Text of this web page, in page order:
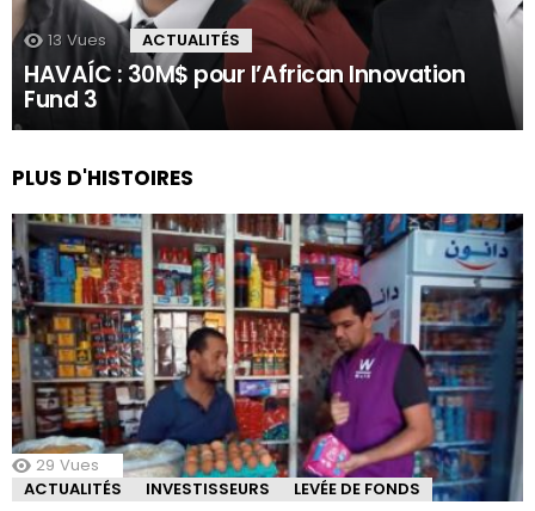
13 Vues ACTUALITÉS
HAVAÍC : 30M$ pour l’African Innovation
Fund 3
PLUS D'HISTOIRES
29 Vues
ACTUALITÉS
INVESTISSEURS LEVÉE DE FONDS